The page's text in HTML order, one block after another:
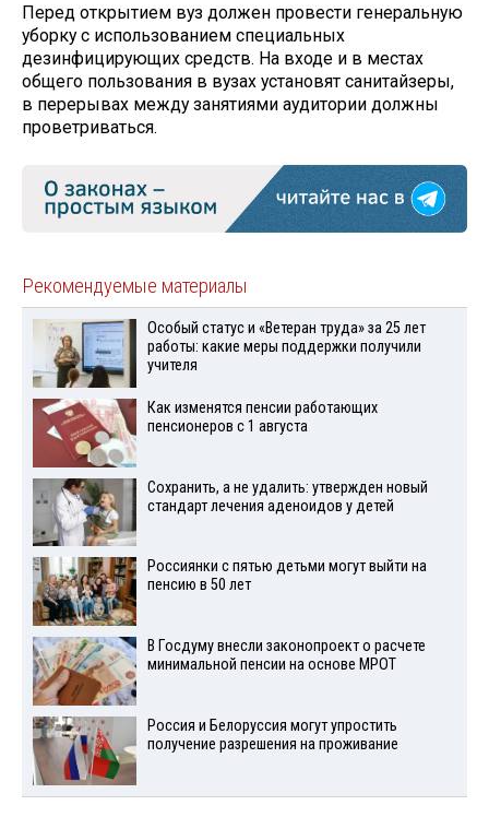
Перед открытием вуз должен провести генеральную
уборку с использованием специальных
дезинфицирующих средств. На входе и в местах
общего пользования в вузах установят санитайзеры,
в перерывах между занятиями аудитории должны
проветриваться.
Рекомендуемые материалы
Особый статус и «Ветеран труда» за 25 лет
работы: какие меры поддержки получили
учителя
Как изменятся пенсии работающих
пенсионеров с 1 августа
Сохранить, а не удалить: утвержден новый
стандарт лечения аденоидов у детей
Россиянки с пятью детьми могут выйти на
пенсию в 50 лет
В Госдуму внесли законопроект о расчете
минимальной пенсии на основе МРОТ
Россия и Белоруссия могут упростить
получение разрешения на проживание